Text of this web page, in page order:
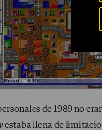
de 1989 no
estaba llena de